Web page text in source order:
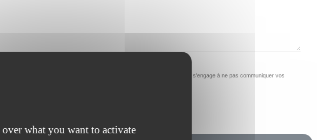
what you want to activate
exercer sur simple demande auprès d’A.M.E Ouest. A.M.E Ouest s'engage à ne pas communiquer vos